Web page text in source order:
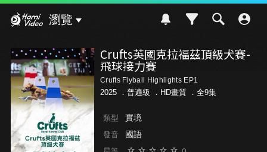
瀏覽
Crufts英國克拉福茲頂級犬賽-
飛球接力賽
Crufts Flyball Highlights EP1
2025 ． 普遍級 ．HD畫質 ．全9集
類型 實境
發音 國語